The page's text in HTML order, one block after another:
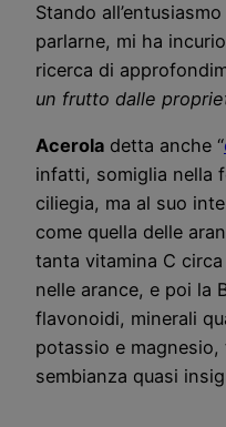
Stando
parlarne, mi ha
ricerca di
un frutto dalle
Acerola detta anche “
infatti, somiglia nella
ciliegia, ma al suo
come quella delle
tanta vitamina C
nelle arance, e poi la
flavonoidi, minerali
potassio e
sembianza quasi